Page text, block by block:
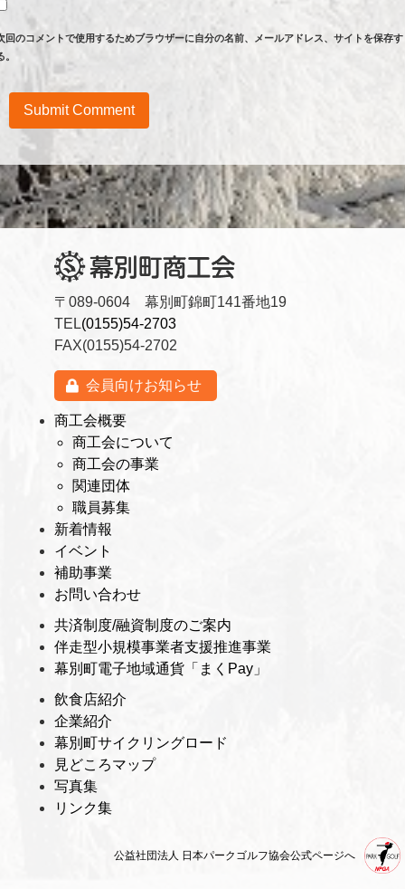
回のコメントで使用するためブラウザーに自分の名前、メールアドレス、サイトを保存す
。
〒089-0604 幕別町錦町141番地19
TEL(0155)54-2703
FAX(0155)54-2702
会員向けお知らせ
商工会概要
商工会について
商工会の事業
関連団体
職員募集
新着情報
イベント
補助事業
お問い合わせ
共済制度/融資制度のご案内
伴走型小規模事業者支援推進事業
幕別町電子地域通貨「まくPay」
飲食店紹介
企業紹介
幕別町サイクリングロード
見どころマップ
写真集
リンク集
公益社団法人 日本パークゴルフ協会公式ページへ